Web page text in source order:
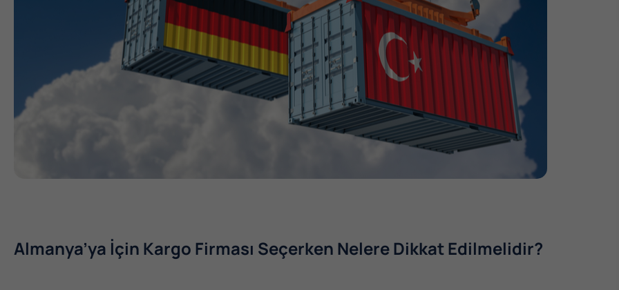
Almanya’ya İçin Kargo Firması Seçerken Nelere Dikkat Edilmelidir?